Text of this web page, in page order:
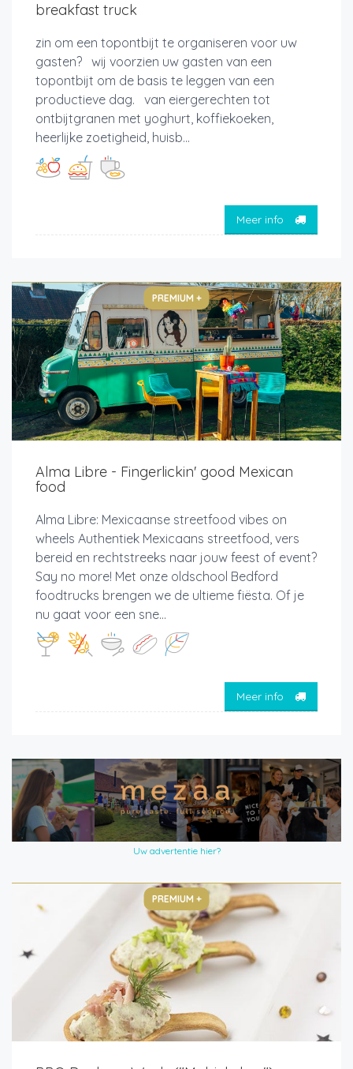
breakfast truck
zin om een topontbijt te organiseren voor uw
gasten? wij voorzien uw gasten van een
topontbijt om de basis te leggen van een
productieve dag. van eiergerechten tot
ontbijtgranen met yoghurt, koffiekoeken,
heerlijke zoetigheid, huisb...
Meer info
PREMIUM +
Alma Libre - Fingerlickin' good Mexican
food
Alma Libre: Mexicaanse streetfood vibes on
wheels Authentiek Mexicaans streetfood, vers
bereid en rechtstreeks naar jouw feest of event?
Say no more! Met onze oldschool Bedford
foodtrucks brengen we de ultieme fiësta. Of je
nu gaat voor een sne...
Meer info
Uw advertentie hier?
PREMIUM +